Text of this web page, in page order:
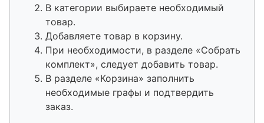
В категории выбираете необходимый
товар.
Добавляете товар в корзину.
При необходимости, в разделе «Собрать
комплект», следует добавить товар.
В разделе «Корзина» заполнить
необходимые графы и подтвердить
заказ.